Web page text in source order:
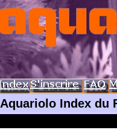
Aquariolo Index du